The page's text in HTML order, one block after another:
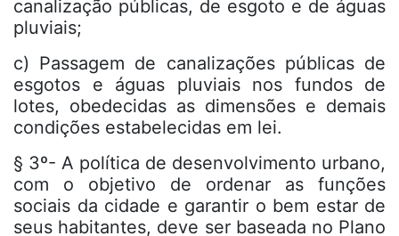
canalização públicas, de esgoto e de águas
pluviais;
c) Passagem de canalizações públicas de
esgotos e águas pluviais nos fundos de
lotes, obedecidas as dimensões e demais
condições estabelecidas em lei.
§ 3º- A política de desenvolvimento urbano,
com o objetivo de ordenar as funções
sociais da cidade e garantir o bem estar de
seus habitantes, deve ser baseada no Plano